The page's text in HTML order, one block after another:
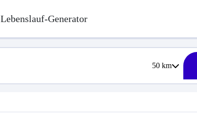
Lebenslauf-Generator
50km